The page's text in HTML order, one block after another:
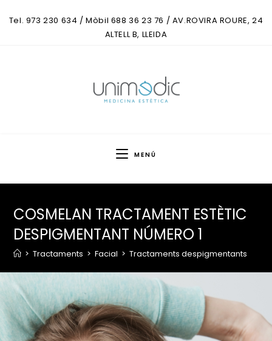
Tel. 973 230 634 / Mòbil 688 36 23 76 / AV.ROVIRA ROURE, 24
ALTELL B, LLEIDA
MENÚ
COSMELAN TRACTAMENT ESTÈTIC
DESPIGMENTANT NÚMERO 1
> Tractaments > Facial > Tractaments despigmentants